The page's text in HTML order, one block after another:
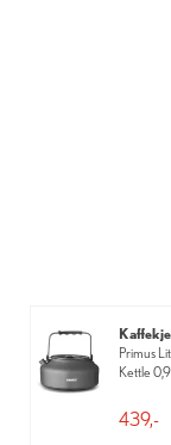
Primus
Kettle
439,-